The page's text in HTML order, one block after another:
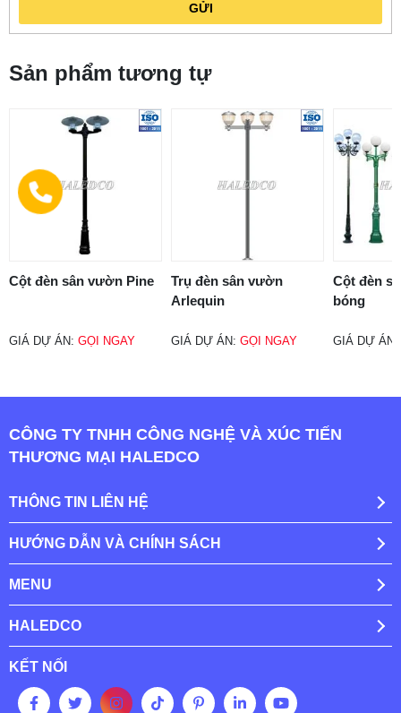
GỬI
Sản phẩm tương tự
Cột đèn sân vườn Pine
GIÁ DỰ ÁN: GỌI NGAY
Trụ đèn sân vườn
Arlequin
GIÁ DỰ ÁN:GỌI NGAY
Cột đèn
bóng
GIÁ DỰ
CÔNG TY TNHH CÔNG NGHỆ VÀ XÚC TIẾN
THƯƠNG MẠI HALEDCO
THÔNG TIN LIÊN HỆ
HƯỚNG DẪN VÀ CHÍNH SÁCH
MENU
HALEDCO
KẾT NỐI